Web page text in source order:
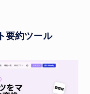
要約ツール